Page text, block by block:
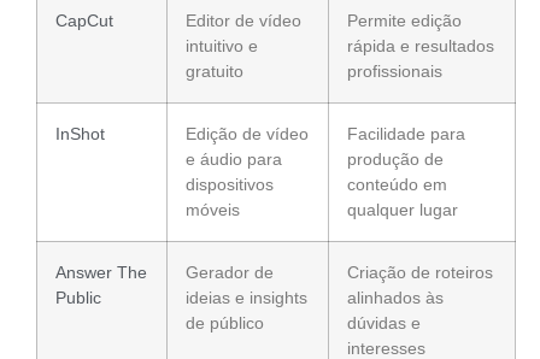
CapCut
Editor de vídeo
intuitivo e
gratuito
Permite edição
rápida e resultados
profissionais
InShot
Edição de vídeo
e áudio para
dispositivos
móveis
Facilidade para
produção de
conteúdo em
qualquer lugar
Answer The
Public
Gerador de
ideias e insights
de público
Criação de roteiros
alinhados às
dúvidas e
interesses